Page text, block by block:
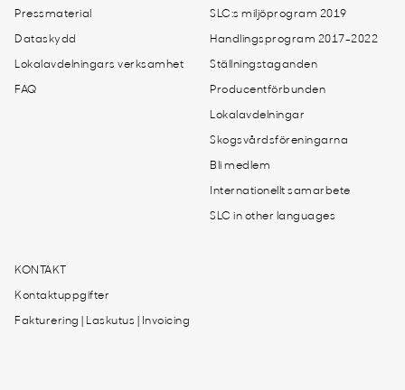
Pressmaterial
Dataskydd
Lokalavdelningars verksamhet
FAQ
SLC:s miljöprogram 2019
Handlingsprogram 2017-2022
Ställningstaganden
Producentförbunden
Lokalavdelningar
Skogsvårdsföreningarna
Bli medlem
Internationellt samarbete
SLC in other languages
KONTAKT
Kontaktuppgifter
Fakturering | Laskutus | Invoicing